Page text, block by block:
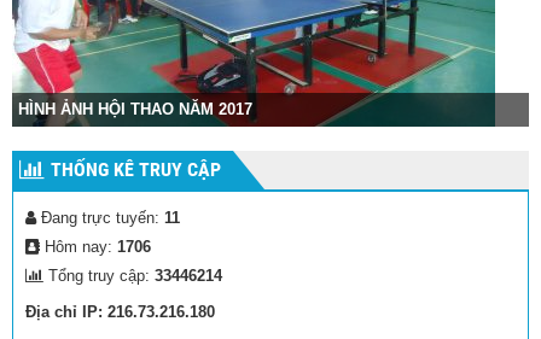
HÌNH ẢNH HỘI THAO NĂM 2017
THỐNG KÊ TRUY CẬP
Đang trực tuyến: 11
Hôm nay: 1706
Tổng truy cập: 33446214
Địa chỉ IP: 216.73.216.180